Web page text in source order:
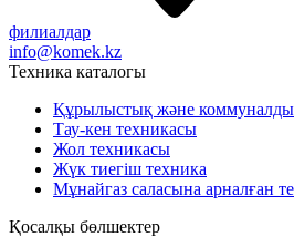
филиалдар
info@komek.kz
Техника каталогы
Құрылыстық және
Тау-кен техникасы
Жол техникасы
Жүк тиегіш техника
Мұнайгаз саласына арналған
Қосалқы бөлшектер